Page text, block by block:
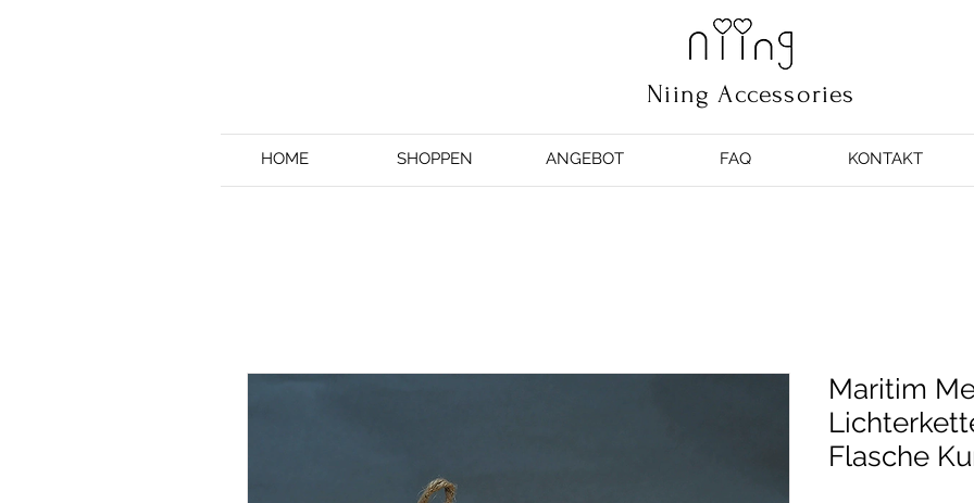
Niing Accessories
HOME SHOPPEN ANGEBOT FAQ KONTAKT
Maritim
Flasche